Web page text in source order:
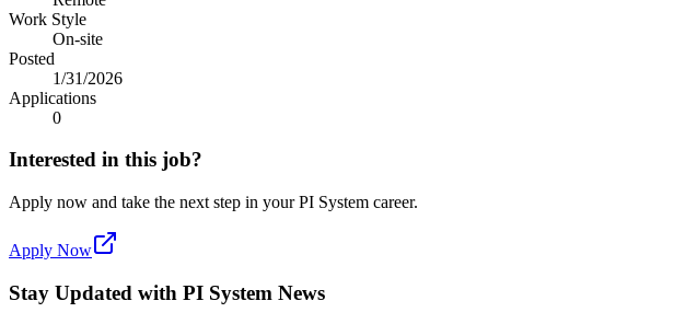
Work Style
On-site
Posted
1/31/2026
Applications
0
Interested in this job?
Apply now and take the next step in your PI System career.
Apply Now
Stay Updated with PI System News